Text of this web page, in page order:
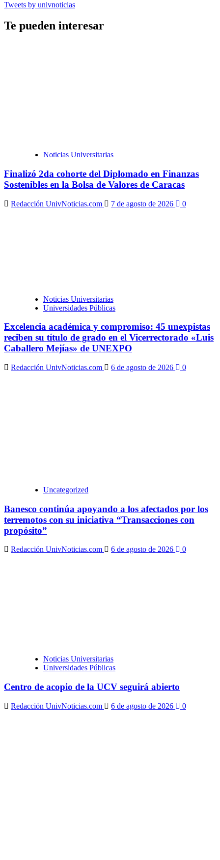
Tweets by univnoticias
Te pueden interesar
Noticias Universitarias
Finalizó 2da cohorte del Diplomado en Finanzas
Sostenibles en la Bolsa de Valores de Caracas
Redacción UnivNoticias.com 7 de agosto de 2026 0
Noticias Universitarias
Universidades Públicas
Excelencia académica y compromiso: 45 unexpistas
reciben su título de grado en el Vicerrectorado «Luis
Caballero Mejías» de UNEXPO
Redacción UnivNoticias.com 6 de agosto de 2026 0
Uncategorized
Banesco continúa apoyando a los afectados por los
terremotos con su iniciativa “Transacciones con
propósito”
Redacción UnivNoticias.com 6 de agosto de 2026 0
Noticias Universitarias
Universidades Públicas
Centro de acopio de la UCV seguirá abierto
Redacción UnivNoticias.com 6 de agosto de 2026 0